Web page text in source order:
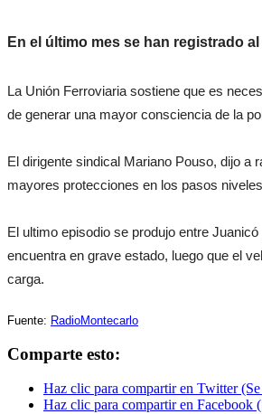
En el último mes se han registrado
La Unión Ferroviaria sostiene que es
de generar una mayor consciencia de la
El dirigente sindical Mariano Pouso, dijo a
mayores protecciones en los pasos
El ultimo episodio se produjo entre
encuentra en grave estado, luego que el
carga.
Fuente: RadioMontecarlo
Comparte esto:
Haz clic para compartir en Twitter
Haz clic para compartir en Facebook